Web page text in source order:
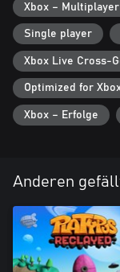
Xbox –
Single player
Xbox Live Cross-
Optimized for
Xbox – Erfolge
Anderen